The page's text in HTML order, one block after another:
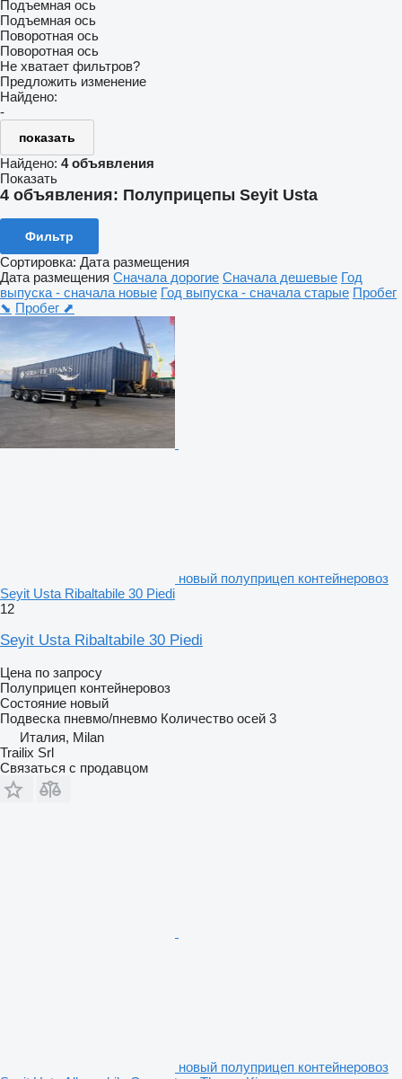
Подъемная ось
Подъемная ось
Поворотная ось
Поворотная ось
Не хватает фильтров?
Предложить изменение
Найдено:
-
показать
Найдено: 4 объявления
Показать
4 объявления: Полуприцепы Seyit Usta
Фильтр
Сортировка: Дата размещения
Дата размещения Сначала дорогие Сначала дешевые Год
выпуска - сначала новые Год выпуска - сначала старые Пробег
⬊ Пробег ⬈
новый полуприцеп контейнеровоз
Seyit Usta Ribaltabile 30 Piedi
12
Seyit Usta Ribaltabile 30 Piedi
Цена по запросу
Полуприцеп контейнеровоз
Состояние новый
Подвеска пневмо/пневмо Количество осей 3
Италия, Milan
Trailix Srl
Связаться с продавцом
новый полуприцеп контейнеровоз